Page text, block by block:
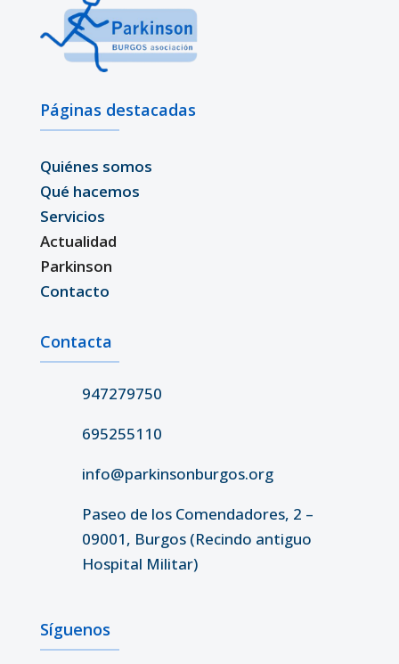
Páginas destacadas
Quiénes somos
Qué hacemos
Servicios
Actualidad
Parkinson
Contacto
Contacta
947279750
695255110
info@parkinsonburgos.org
Paseo de los Comendadores, 2 –
09001, Burgos (Recindo antiguo
Hospital Militar)
Síguenos